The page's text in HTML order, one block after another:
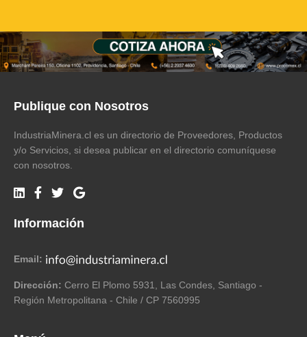
Publique con Nosotros
IndustriaMinera.cl es un directorio de Proveedores, Productos
y/o Servicios, si desea publicar en el directorio comuníquese
con nosotros.
Información
Email:
Dirección: Cerro El Plomo 5931, Las Condes, Santiago -
Región Metropolitana - Chile / CP 7560995